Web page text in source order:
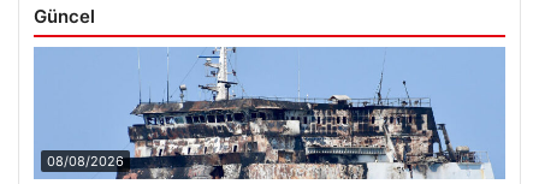
Güncel
08/08/2026